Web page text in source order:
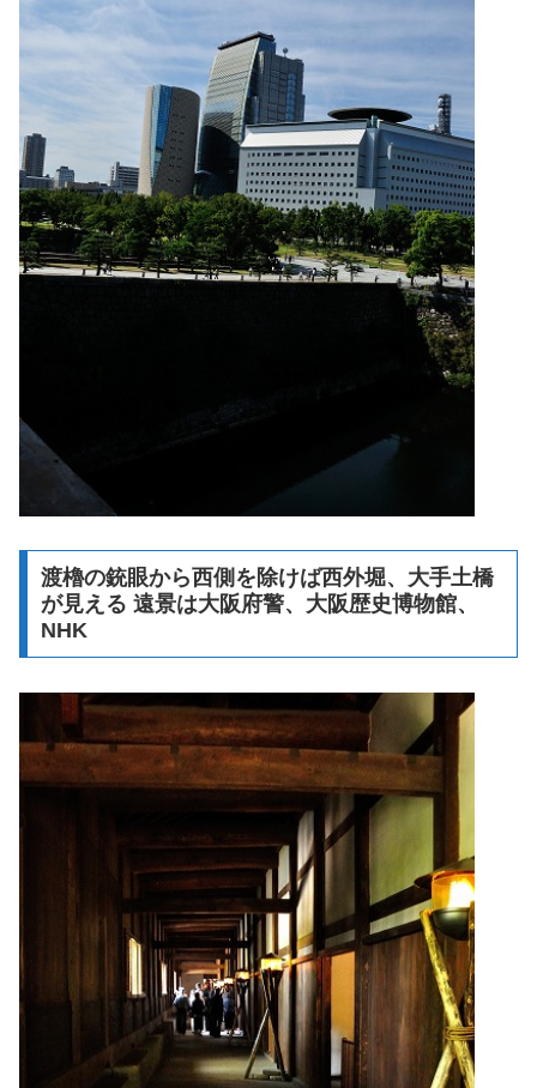
渡櫓の銃眼から西側を除けば西外堀、大手土橋
が見える 遠景は大阪府警、大阪歴史博物館、
NHK